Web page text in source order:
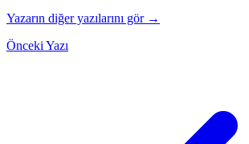
Yazarın diğer yazılarını gör →
Önceki Yazı